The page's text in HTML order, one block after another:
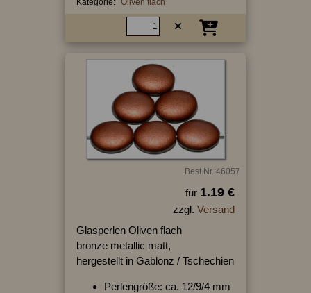
Kategorie: Oliven flach
Best.Nr.:46057
für 1.19 €
zzgl. Versand
Glasperlen Oliven flach
bronze metallic matt,
hergestellt in Gablonz / Tschechien
Perlengröße: ca. 12/9/4 mm